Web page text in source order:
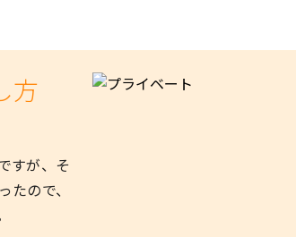
方
すが、そ
たので、